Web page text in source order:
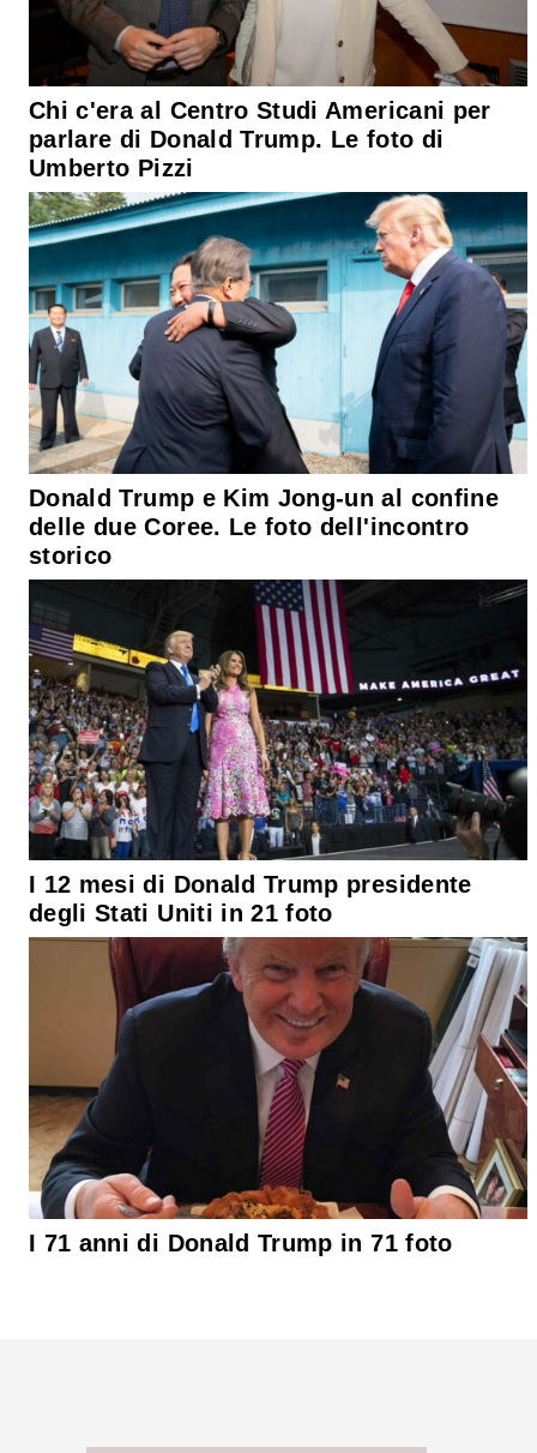
Chi c'era al Centro Studi Americani per
parlare di Donald Trump. Le foto di
Umberto Pizzi
Donald Trump e Kim Jong-un al confine
delle due Coree. Le foto dell'incontro
storico
I 12 mesi di Donald Trump presidente
degli Stati Uniti in 21 foto
I 71 anni di Donald Trump in 71 foto